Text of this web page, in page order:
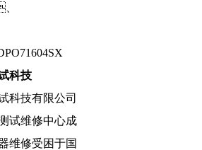
科技
科技有限公司
试维修中心成
维修受困于国